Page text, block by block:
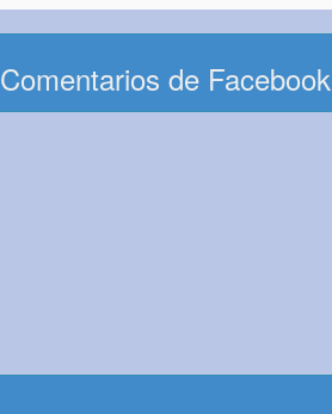
Comentarios de Facebook